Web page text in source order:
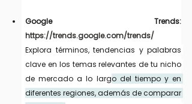
https://trends.google.com/trends/
Explora términos, tendencias y palabras
clave en los temas relevantes de tu nicho
de mercado a lo largo del tiempo y en
diferentes regiones, además de comparar